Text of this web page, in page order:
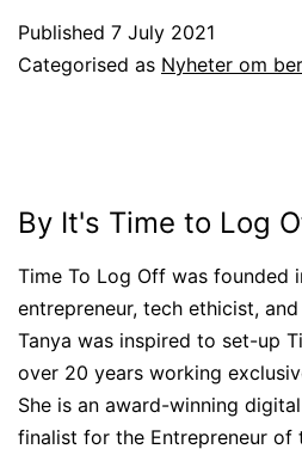
Published 7 July 2021
Categorised as Nyheter om
By It's Time to Log
Time To Log Off was founded
entrepreneur, tech ethicist,
Tanya was inspired to set-up
over 20 years working
She is an award-winning
finalist for the Entrepreneur of